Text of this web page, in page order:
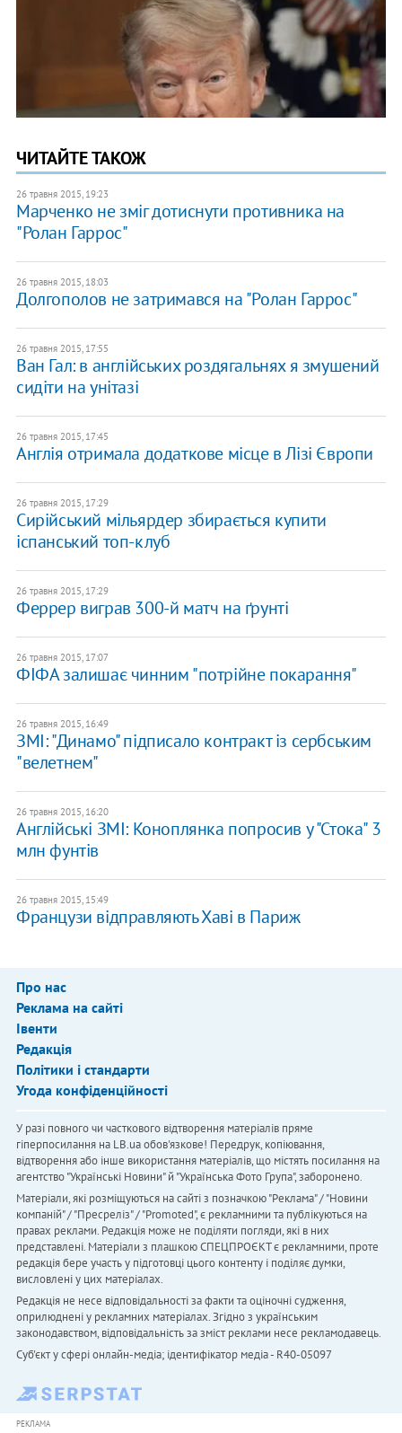
ЧИТАЙТЕ ТАКОЖ
26 травня 2015, 19:23
Марченко не зміг дотиснути противника на
"Ролан Гаррос"
26 травня 2015, 18:03
Долгополов не затримався на "Ролан Гаррос"
26 травня 2015, 17:55
Ван Гал: в англійських роздягальнях я змушений
сидіти на унітазі
26 травня 2015, 17:45
Англія отримала додаткове місце в Лізі Європи
26 травня 2015, 17:29
Сирійський мільярдер збирається купити
іспанський топ-клуб
26 травня 2015, 17:29
Феррер виграв 300-й матч на ґрунті
26 травня 2015, 17:07
ФІФА залишає чинним "потрійне покарання"
26 травня 2015, 16:49
ЗМІ: "Динамо" підписало контракт із сербським
"велетнем"
26 травня 2015, 16:20
Англійські ЗМІ: Коноплянка попросив у "Стока" 3
млн фунтів
26 травня 2015, 15:49
Французи відправляють Хаві в Париж
Про нас
Реклама на сайті
Івенти
Редакція
Політики і стандарти
Угода конфіденційності
У разі повного чи часткового відтворення матеріалів пряме
гіперпосилання на LB.ua обов'язкове! Передрук, копіювання,
відтворення або інше використання матеріалів, що містять посилання на
агентство "Українськi Новини" й "Українська Фото Група", заборонено.
Матеріали, які розміщуються на сайті з позначкою "Реклама" / "Новини
компаній" / "Пресреліз" / "Promoted", є рекламними та публікуються на
правах реклами. Редакція може не поділяти погляди, які в них
представлені. Матеріали з плашкою СПЕЦПРОЄКТ є рекламними, проте
редакція бере участь у підготовці цього контенту і поділяє думки,
висловлені у цих матеріалах.
Редакція не несе відповідальності за факти та оціночні судження,
оприлюднені у рекламних матеріалах. Згідно з українським
законодавством, відповідальність за зміст реклами несе рекламодавець.
Cуб'єкт у сфері онлайн-медіа; ідентифікатор медіа - R40-05097
РЕКЛАМА